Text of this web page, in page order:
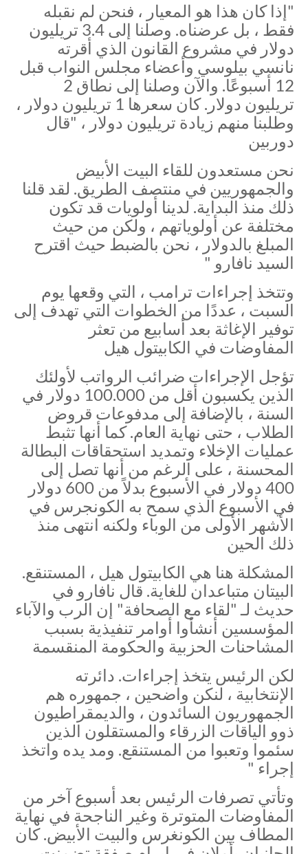
"إذا كان هذا هو المعيار ، فنحن لم نقبله
فقط ، بل عرضناه. وصلنا إلى 3.4 تريليون
دولار في مشروع القانون الذي أقرته
نانسي بيلوسي وأعضاء مجلس النواب قبل
12 أسبوعًا. والآن وصلنا إلى نطاق 2
تريليون دولار. كان سعرها 1 تريليون دولار ،
وطلبنا منهم زيادة تريليون دولار ، "قال
دوربين
نحن مستعدون للقاء البيت الأبيض
والجمهوريين في منتصف الطريق. لقد قلنا
ذلك منذ البداية. لدينا أولويات قد تكون
مختلفة عن أولوياتهم ، ولكن من حيث
المبلغ بالدولار ، نحن بالضبط حيث اقترح
السيد نافارو "
وتتخذ إجراءات ترامب ، التي وقعها يوم
السبت ، عددًا من الخطوات التي تهدف إلى
توفير الإغاثة بعد أسابيع من تعثر
المفاوضات في الكابيتول هيل
تؤجل الإجراءات ضرائب الرواتب لأولئك
الذين يكسبون أقل من 100.000 دولار في
السنة ، بالإضافة إلى مدفوعات قروض
الطلاب ، حتى نهاية العام. كما أنها تثبط
عمليات الإخلاء وتمديد استحقاقات البطالة
المحسنة ، على الرغم من أنها تصل إلى
400 دولار في الأسبوع بدلاً من 600 دولار
في الأسبوع الذي سمح به الكونجرس في
الأشهر الأولى من الوباء ولكنه انتهى منذ
ذلك الحين
المشكلة هنا هي الكابيتول هيل ، المستنقع.
البيتان متباعدان للغاية. قال نافارو في
حديث لـ "لقاء مع الصحافة" إن الرب والآباء
المؤسسين أنشأوا أوامر تنفيذية بسبب
المشاحنات الحزبية والحكومة المنقسمة
لكن الرئيس يتخذ إجراءات. دائرته
الإنتخابية ، لنكن واضحين ، جمهوره هم
الجمهوريون السائدون ، والديمقراطيون
ذوو الياقات الزرقاء والمستقلون الذين
سئموا وتعبوا من المستنقع. ومد يده واتخذ
إجراء "
وتأتي تصرفات الرئيس بعد أسبوع آخر من
المفاوضات المتوترة وغير الناجحة في نهاية
المطاف بين الكونغرس والبيت الأبيض. كان